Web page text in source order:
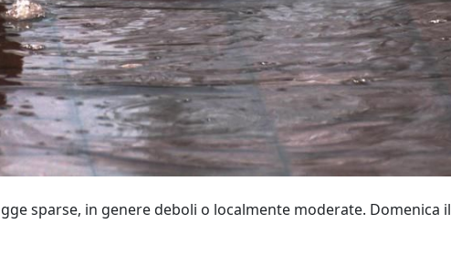
sparse, in genere deboli o localmente moderate. Domenica il